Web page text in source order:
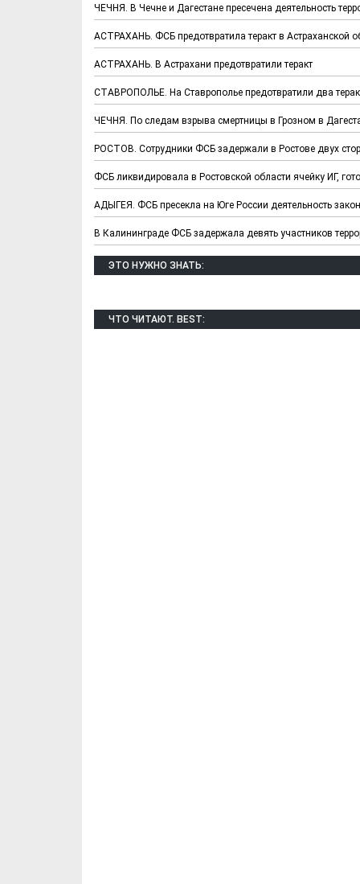
ЧЕЧНЯ. В Чечне и Дагестане пресечена деятельность
АСТРАХАНЬ. ФСБ предотвратила теракт в Астраханской
АСТРАХАНЬ. В Астрахани предотвратили теракт
СТАВРОПОЛЬЕ. На Ставрополье предотвратили два
ЧЕЧНЯ. По следам взрыва смертницы в Грозном в
РОСТОВ. Сотрудники ФСБ задержали в Ростове двух
ФСБ ликвидировала в Ростовской области ячейку ИГ,
АДЫГЕЯ. ФСБ пресекла на Юге России деятельность
В Калининграде ФСБ задержала девять участников
ЭТО НУЖНО ЗНАТЬ:
ЧТО ЧИТАЮТ. BEST: